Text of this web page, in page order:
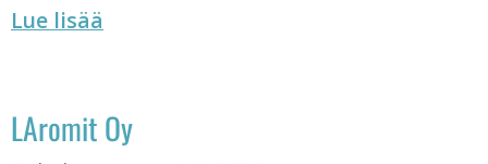
Lue lisää
LAromit Oy